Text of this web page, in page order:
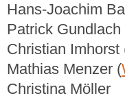
Hans-Joachim
Patrick Gundlach
Christian Imhorst
Mathias Menzer (
Christina Möller